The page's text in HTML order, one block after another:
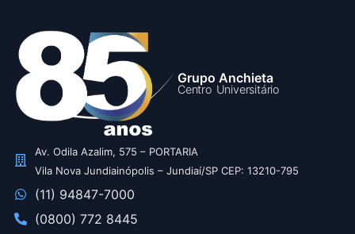
Grupo Anchieta
Centro Universitário
Av. Odila Azalim, 575 – PORTARIA
Vila Nova Jundiainópolis – Jundiaí/SP CEP: 13210-795
(11) 94847-7000
(0800) 772 8445